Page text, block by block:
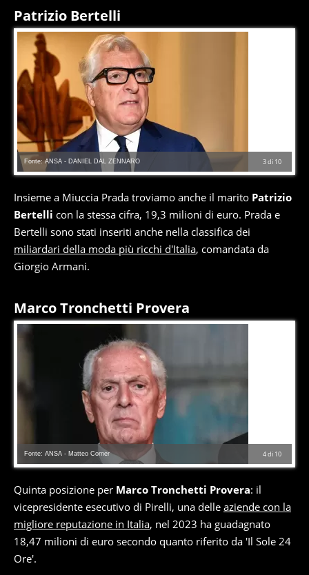
Patrizio Bertelli
3di 10
Fonte: ANSA - DANIEL DAL ZENNARO
Insieme a Miuccia Prada troviamo anche il marito Patrizio
Bertelli con la stessa cifra, 19,3 milioni di euro. Prada e
Bertelli sono stati inseriti anche nella classifica dei
miliardari della moda più ricchi d'Italia, comandata da
Giorgio Armani.
Marco Tronchetti Provera
4di 10
Fonte: ANSA - Matteo Corner
Quinta posizione per Marco Tronchetti Provera: il
vicepresidente esecutivo di Pirelli, una delle aziende con la
migliore reputazione in Italia, nel 2023 ha guadagnato
18,47 milioni di euro secondo quanto riferito da 'Il Sole 24
Ore'.